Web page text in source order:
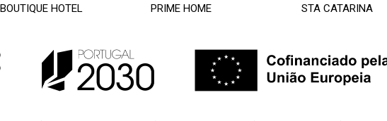
BOUTIQUE HOTEL
PRIME HOME
STA CATARINA